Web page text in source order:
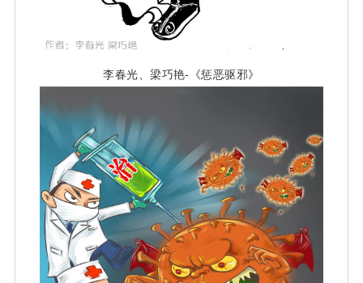
李春光、梁巧艳-《惩恶驱邪》